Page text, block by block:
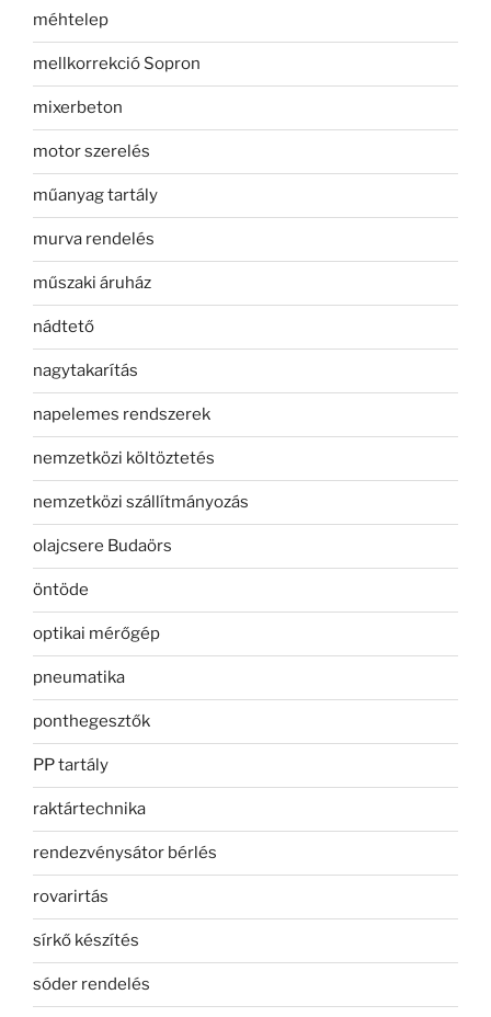
méhtelep
mellkorrekció Sopron
mixerbeton
motor szerelés
műanyag tartály
murva rendelés
műszaki áruház
nádtető
nagytakarítás
napelemes rendszerek
nemzetközi költöztetés
nemzetközi szállítmányozás
olajcsere Budaörs
öntöde
optikai mérőgép
pneumatika
ponthegesztők
PP tartály
raktártechnika
rendezvénysátor bérlés
rovarirtás
sírkő készítés
sóder rendelés